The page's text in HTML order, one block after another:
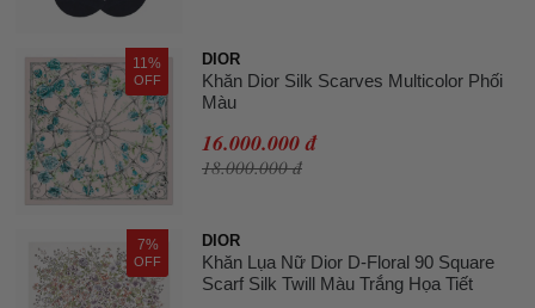
11%
OFF
DIOR
Khăn Dior Silk Scarves Multicolor Phối
Màu
16.000.000 đ
18.000.000 đ
7%
OFF
DIOR
Khăn Lụa Nữ Dior D-Floral 90 Square
Scarf Silk Twill Màu Trắng Họa Tiết